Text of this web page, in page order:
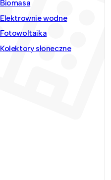
Biomasa
Elektrownie wodne
Fotowoltaika
Kolektory słoneczne